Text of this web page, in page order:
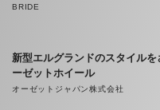
BRIDE
新型エルグランドのスタイル
ーゼットホイール
オーゼットジャパン株式会社